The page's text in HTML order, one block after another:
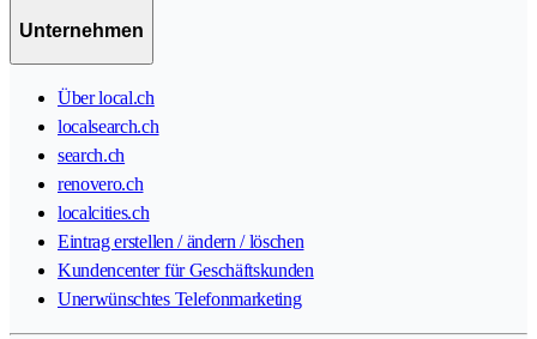
Unternehmen
Über local.ch
localsearch.ch
search.ch
renovero.ch
localcities.ch
Eintrag erstellen / ändern / löschen
Kundencenter für Geschäftskunden
Unerwünschtes Telefonmarketing